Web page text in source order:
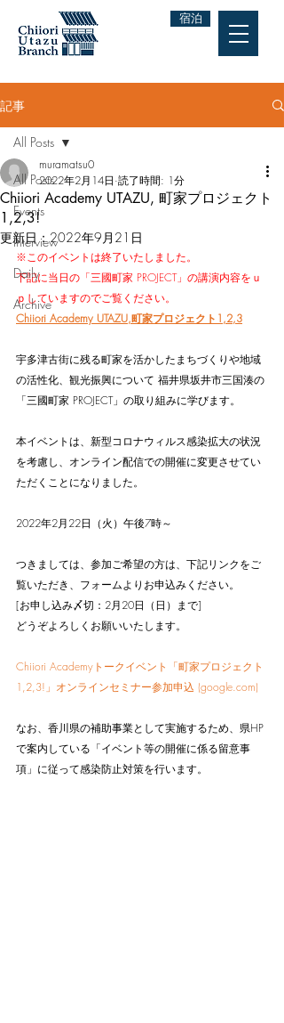
宿泊
記事
All Posts
Events
Interview
Daily
Archive
All Posts
Chiiori Academy UTAZU, 町家プロジェクト
1,2,3!
muramatsu0
2022年2月14日 読了時間: 1分
更新日：2022年9月21日
※このイベントは終了いたしました。
下記に当日の「三國町家 PROJECT」の講演内容をｕ
ｐしていますのでご覧ください。
Chiiori Academy UTAZU,町家プロジェクト1,2,3
宇多津古街に残る町家を活かしたまちづくりや地域
の活性化、観光振興について 福井県坂井市三国湊の
「三國町家 PROJECT」の取り組みに学びます。
本イベントは、新型コロナウィルス感染拡大の状況
を考慮し、オンライン配信での開催に変更させてい
ただくことになりました。
2022年2月22日（火）午後7時～
つきましては、参加ご希望の方は、下記リンクをご
覧いただき、フォームよりお申込みください。
[お申し込み〆切：2月20日（日）まで]
どうぞよろしくお願いいたします。
Chiiori Academyトークイベント「町家プロジェクト
1,2,3!」オンラインセミナー参加申込 (google.com)
なお、香川県の補助事業として実施するため、県HP
で案内している「イベント等の開催に係る留意事
項」に従って感染防止対策を行います。